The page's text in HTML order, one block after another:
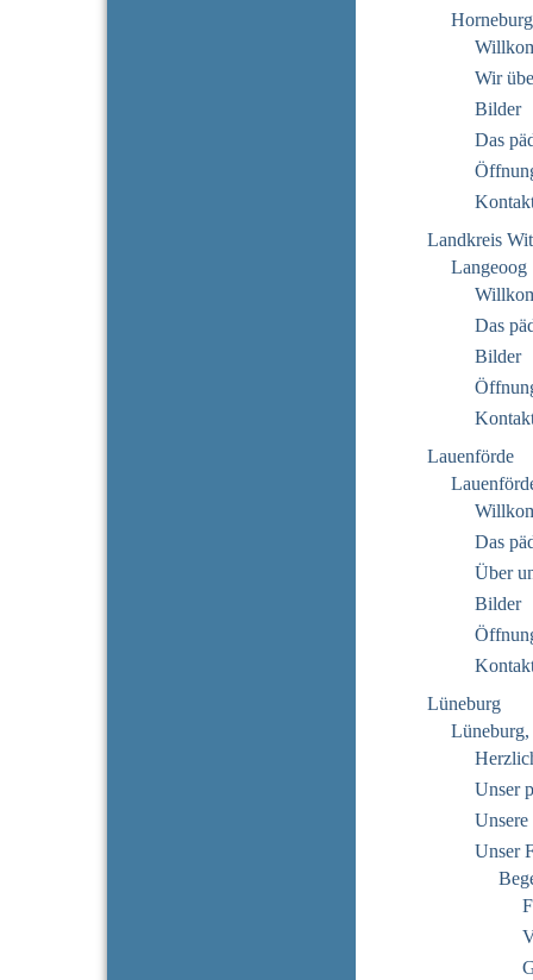
Wir
Bilder
Das
Landkreis
Langeoog
Das
Bilder
Lauenförde
Das
Über
Bilder
Lüneburg
Unser
Unser